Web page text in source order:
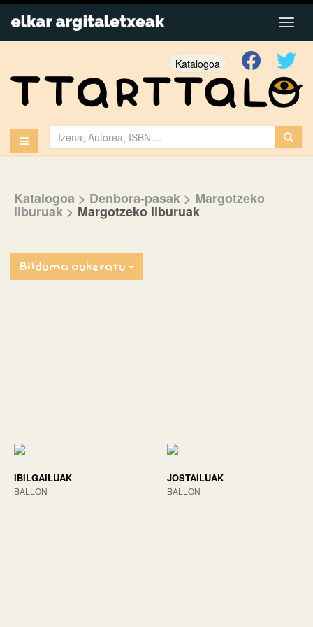
Katalogoa
Katalogoa > Denbora-pasak > Margotzeko
liburuak > Margotzeko liburuak
Bilduma aukeratu
IBILGAILUAK
BALLON
JOSTAILUAK
BALLON